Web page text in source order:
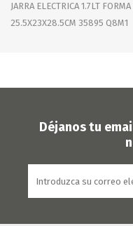
JARRA ELECTRICA 1.7LT
25.5X23X28.5CM 35895 Q8M1
Déjanos tu